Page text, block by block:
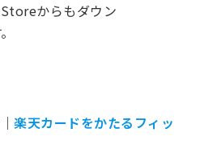
からもダウン
楽天カードをかたるフィッ